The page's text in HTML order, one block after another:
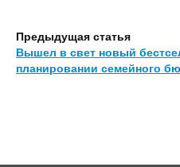
Предыдущая статья
Вышел в свет новый
планировании семейного